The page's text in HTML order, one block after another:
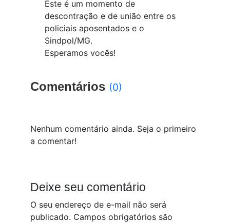
Este é um momento de
descontração e de união entre os
policiais aposentados e o
Sindpol/MG.
Esperamos vocês!
Comentários (0)
Nenhum comentário ainda. Seja o primeiro
a comentar!
Deixe seu comentário
O seu endereço de e-mail não será
publicado. Campos obrigatórios são